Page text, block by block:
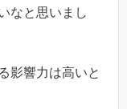
なと思いまし
影響力は高いと